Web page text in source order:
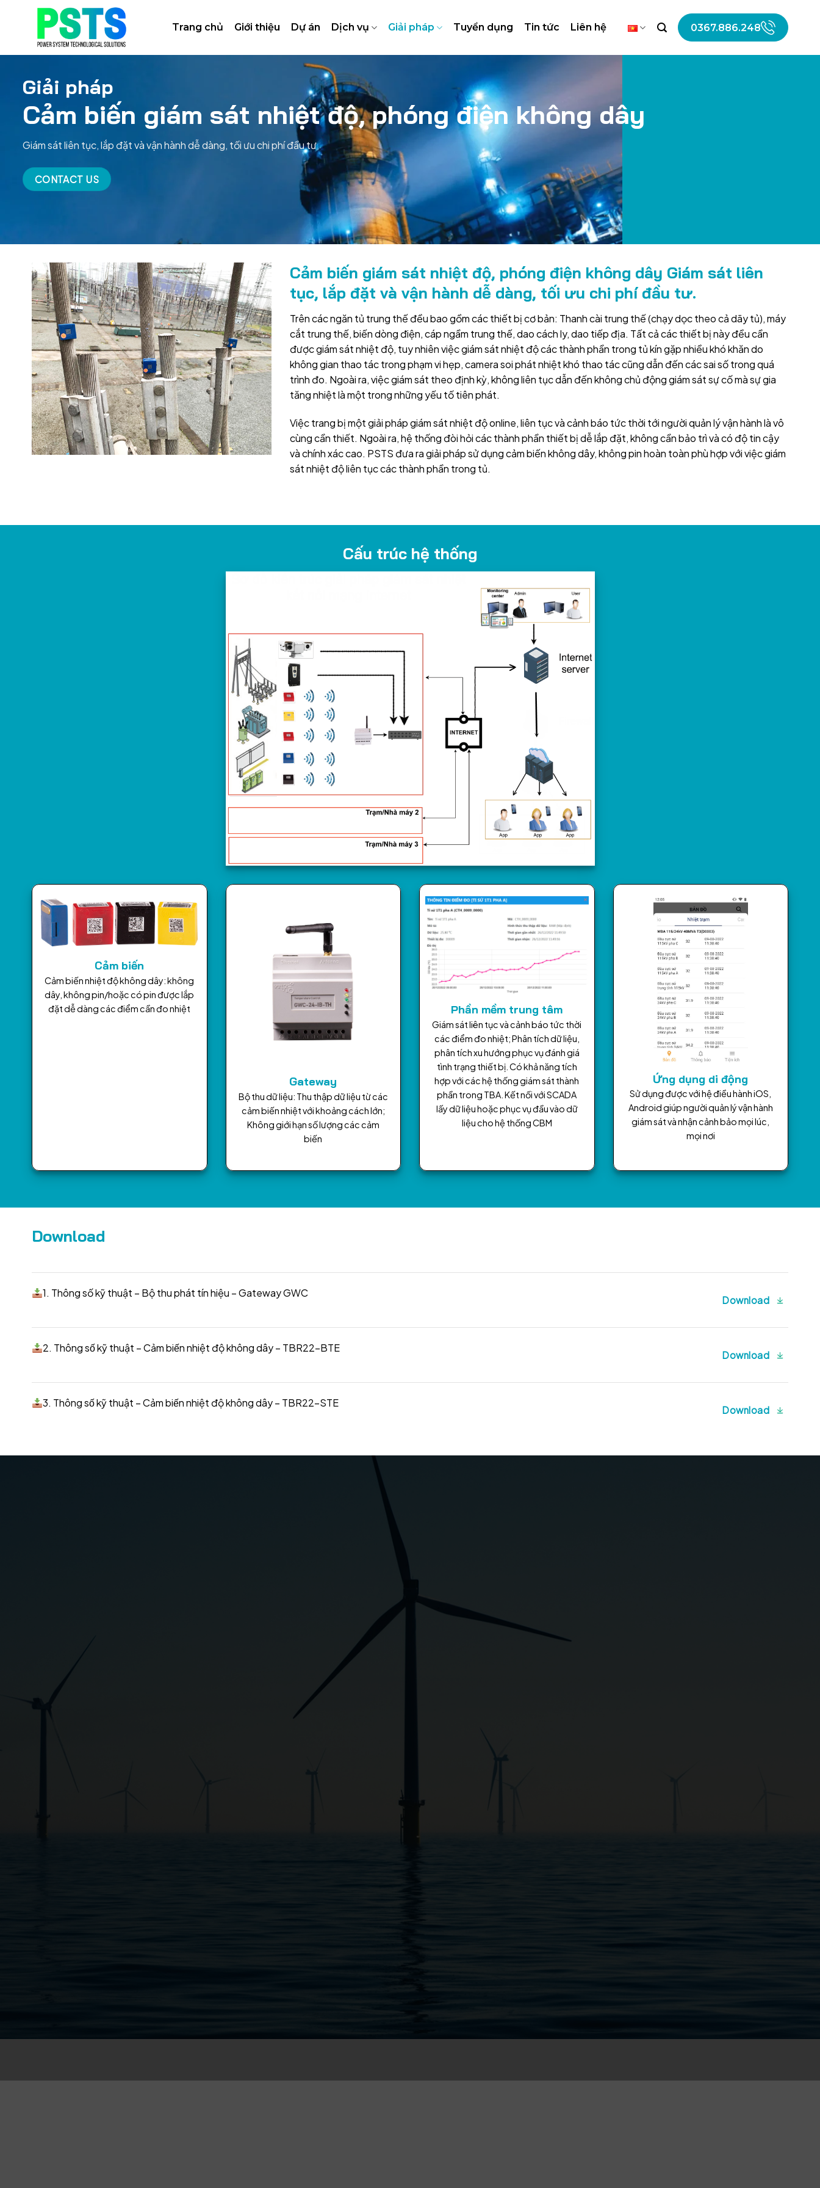
dung
Trang chủ Giới thiệu Dự án Dịch vụ Giải pháp Tuyển dụng Tin tức Liên hệ 0367.886.248
Giải pháp
Cảm biến giám sát nhiệt độ,phóng điện không dây
Giám sát liên tục, lắp đặt và vận hành dễ dàng, tối ưu chi phí đầu tư
CONTACT US
Cảm biến giám sát nhiệt độ, phóng điện không dây Giám sát liên
tục, lắp đặt và vận hành dễ dàng, tối ưu chi phí đầu tư.
Trên các ngăn tủ trung thế đều bao gồm các thiết bị cơ bản: Thanh cài trung thế (chạy dọc theo cả dãy tủ), máy
cắt trung thế, biến dòng điện, cáp ngầm trung thế, dao cách ly, dao tiếp địa. Tất cả các thiết bị này đều cần
được giám sát nhiệt độ, tuy nhiên việc giám sát nhiệt độ các thành phần trong tủ kín gặp nhiều khó khăn do
không gian thao tác trong phạm vi hẹp, camera soi phát nhiệt khó thao tác cũng dẫn đến các sai số trong quá
trình đo. Ngoài ra, việc giám sát theo định kỳ, không liên tục dẫn đến không chủ động giám sát sự cố mà sự gia
tăng nhiệt là một trong những yếu tố tiên phát.
Việc trang bị một giải pháp giám sát nhiệt độ online, liên tục và cảnh báo tức thời tới người quản lý vận hành là vô
cùng cần thiết. Ngoài ra, hệ thống đòi hỏi các thành phần thiết bị dễ lắp đặt, không cần bảo trì và có độ tin cậy
và chính xác cao. PSTS đưa ra giải pháp sử dụng cảm biến không dây, không pin hoàn toàn phù hợp với việc giám
sát nhiệt độ liên tục các thành phần trong tủ.
Cấu trúc hệ thống
Cảm biến
Cảm biến nhiệt độ không dây: không
dây, không pin/hoặc có pin được lắp
đặt dễ dàng các điểm cần đo nhiệt
Gateway
Bộ thu dữ liệu: Thu thập dữ liệu từ các
cảm biến nhiệt với khoảng cách lớn;
Không giới hạn số lượng các cảm
biến
Phần mềm trung tâm
Giám sát liên tục và cảnh báo tức thời
các điểm đo nhiệt; Phân tích dữ liệu,
phân tích xu hướng phục vụ đánh giá
tình trạng thiết bị. Có khả năng tích
hợp với các hệ thống giám sát thành
phần trong TBA. Kết nối với SCADA
lấy dữ liệu hoặc phục vụ đầu vào dữ
liệu cho hệ thống CBM
Ứng dụng di động
Sử dụng được với hệ điều hành iOS,
Android giúp người quản lý vận hành
giám sát và nhận cảnh bảo mọi lúc,
mọi nơi
Download
1. Thông số kỹ thuật – Bộ thu phát tín hiệu – Gateway GWC
Download
2. Thông số kỹ thuật – Cảm biến nhiệt độ không dây – TBR22-BTE
Download
3. Thông số kỹ thuật – Cảm biến nhiệt độ không dây – TBR22-STE
Download